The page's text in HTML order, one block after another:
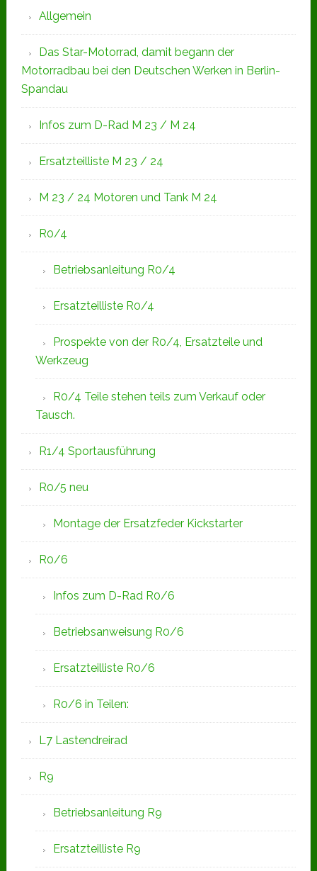
Allgemein
Das Star-Motorrad, damit begann der
Motorradbau bei den Deutschen Werken in Berlin-
Spandau
Infos zum D-Rad M 23 / M 24
Ersatzteilliste M 23 / 24
M 23 / 24 Motoren und Tank M 24
R0/4
Betriebsanleitung R0/4
Ersatzteilliste R0/4
Prospekte von der R0/4, Ersatzteile und
Werkzeug
R0/4 Teile stehen teils zum Verkauf oder
Tausch.
R1/4 Sportausführung
R0/5 neu
Montage der Ersatzfeder Kickstarter
R0/6
Infos zum D-Rad R0/6
Betriebsanweisung R0/6
Ersatzteilliste R0/6
R0/6 in Teilen:
L7 Lastendreirad
R9
Betriebsanleitung R9
Ersatzteilliste R9